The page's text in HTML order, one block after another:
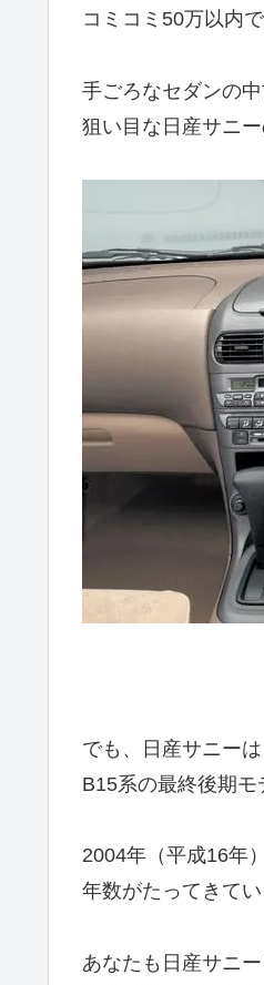
コミコミ50万以内
手ごろなセダンの
狙い目な日産サニ
でも、日産サニーは
B15系の最終後期モ
2004年（平成16年
年数がたってきて
あなたも日産サニー